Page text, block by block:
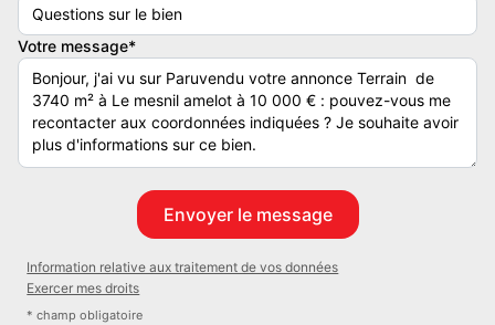
Votre message*
Information relative aux traitement de vos données
Exercer mes droits
* champ obligatoire